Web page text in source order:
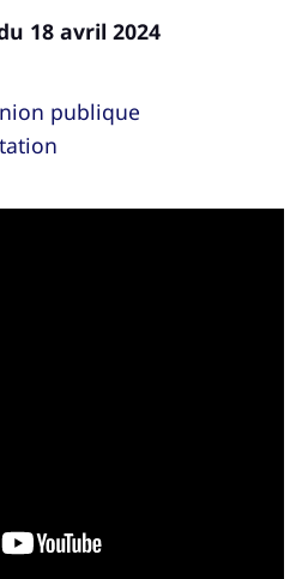
18 avril 2024
publique